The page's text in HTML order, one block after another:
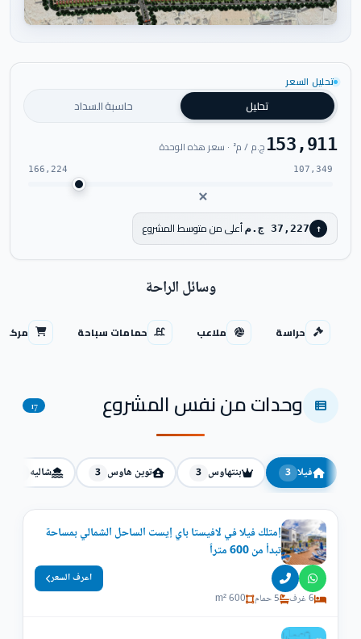
تحليل السعر
تحليل حاسبة السداد
153,911ج.م / م² · سعر هذه الوحدة
107,349
166,224
↑ 37,227 ج.م أعلى من متوسط المشروع
وسائل الراحة
حراسة ملاعب حمامات سباحة مركز
وحدات من نفس المشروع 17
فيلا 3 بنتهاوس 3 توين هاوس 3 شاليه
إمتلك فيلا في لافيستا باي إيست الساحل الشمالي بمساحة
تبدأ من 600 متراً
6 غرف 5 حمام 600 m²
اعرف السعر